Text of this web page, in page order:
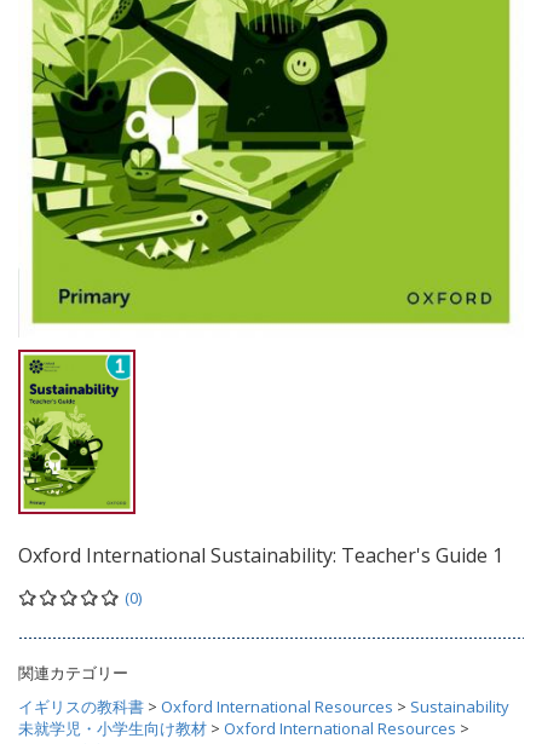
Oxford International Sustainability: Teacher's Guide 1
(0)
関連カテゴリー
イギリスの教科書 > Oxford International Resources > Sustainability
未就学児・小学生向け教材 > Oxford International Resources >